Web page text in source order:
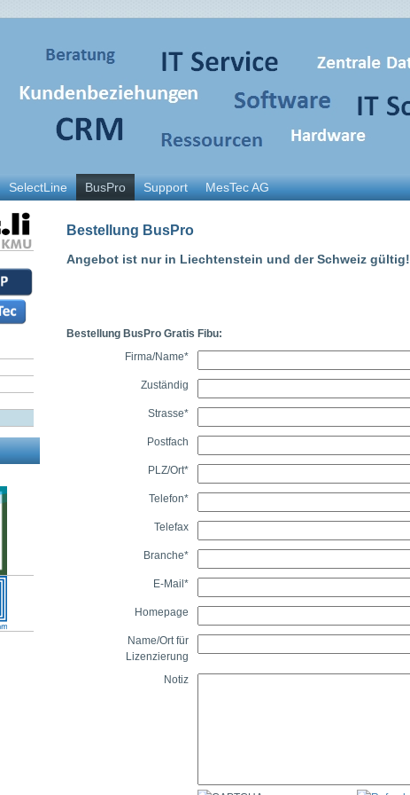
SelectLine BusPro Support MesTec AG
Bestellung BusPro
Angebot ist nur in Liechtenstein und der Schweiz gültig!
Bestellung BusPro Gratis Fibu:
Firma/Name*
Zuständig
Strasse*
Postfach
PLZ/Ort*
Telefon*
Telefax
Branche*
E-Mail *
Homepage
Name/Ort für
Lizenzierung
Notiz